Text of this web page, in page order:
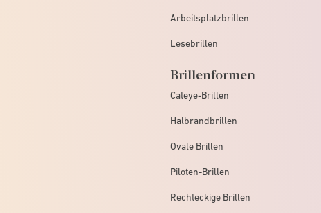
Arbeitsplatzbrillen
Lesebrillen
Brillenformen
Cateye-Brillen
Halbrandbrillen
Ovale Brillen
Piloten-Brillen
Rechteckige Brillen